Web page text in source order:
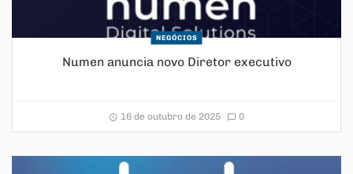
NEGÓCIOS
Numen anuncia novo Diretor executivo
16 de outubro de 2025 0